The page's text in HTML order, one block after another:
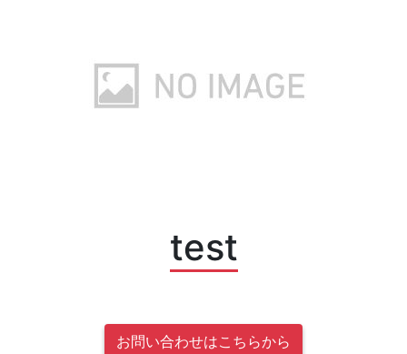
test
お問い合わせはこちらから